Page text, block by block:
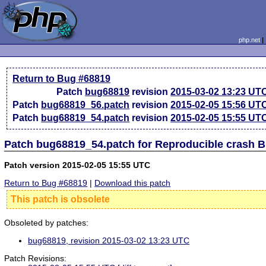
php.net
Return to Bug #68819
Patch bug68819 revision2015-03-02 13:23
Patch bug68819_56.patch revision2015-02-05 15:56
Patch bug68819_54.patch revision2015-02-05 15:55
Patch bug68819_54.patch for Reproducible crash
Patch version 2015-02-05 15:55 UTC
Return to Bug #68819 | Download this patch
This patch is obsolete
Obsoleted by patches:
bug68819, revision 2015-03-02 13:23 UTC
Patch Revisions: